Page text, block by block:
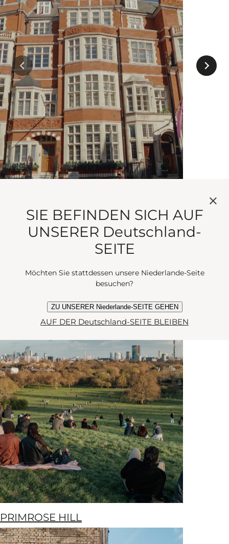
MAYFAIR
Vor 87 Tagen
PRIMROSE HILL
SIE BEFINDEN SICH AUF
UNSERER Deutschland-
SEITE
Möchten Sie stattdessen unsere Niederlande-Seite
besuchen?
ZU UNSERER Niederlande-SEITE GEHEN
AUF DER Deutschland-SEITE BLEIBEN